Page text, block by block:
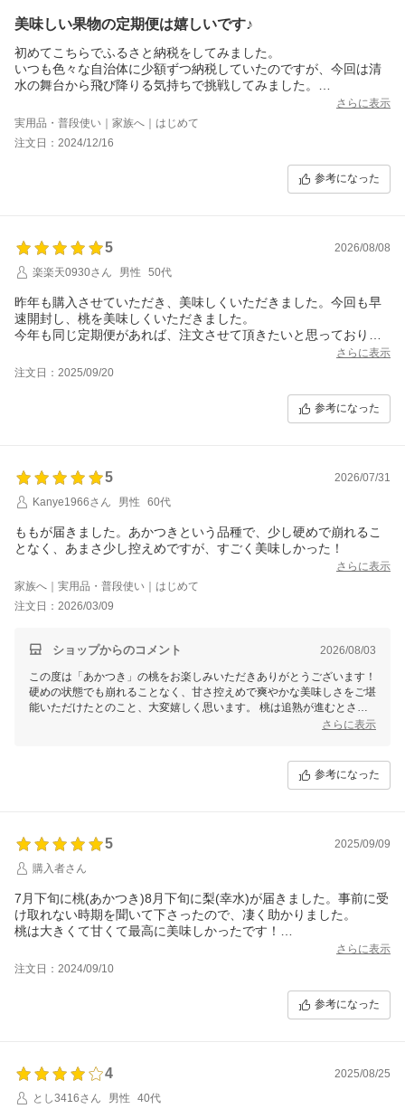
美味しい果物の定期便は嬉しいです♪
初めてこちらでふるさと納税をしてみました。
いつも色々な自治体に少額ずつ納税していたのですが、今回は清
水の舞台から飛び降りる気持ちで挑戦してみました。
桃が到着しました。箱を開けて一つずつ大事に入っている感じが
伝わってくる粒ぞろいの桃でした。
見た目も立派ながら、我慢できず、つい開封してすぐに一つ食べ
てみました。
いつもは皮は剥くのですが、今回は皮まで美味しそうで皮ごと食
す。
勇気を出してこちらに納税してみて良かったです。
さらに表示
実用品・普段使い｜家族へ｜はじめて
注文日：2024/12/16
参考になった
5
2026/08/08
楽楽天0930さん
男性 50代
昨年も購入させていただき、美味しくいただきました。今回も早
速開封し、桃を美味しくいただきました。
今年も同じ定期便があれば、注文させて頂きたいと思っておりま
さらに表示
注文日：2025/09/20
参考になった
5
2026/07/31
Kanye1966さん
男性 60代
ももが届きました。あかつきという品種で、少し硬めで崩れるこ
となく、あまさ少し控えめですが、すごく美味しかった！
さらに表示
家族へ｜実用品・普段使い｜はじめて
注文日：2026/03/09
ショップからのコメント 2026/08/03
この度は「あかつき」の桃をお楽しみいただきありがとうございます！
硬めの状態でも崩れることなく、甘さ控えめで爽やかな美味しさをご堪
能いただけたとのこと、大変嬉しく思います。 桃は追熟が進むとさら
に甘さや柔らかさが引き立つ場合がありますので、お好みに応じて風通
さらに表示
参考になった
5
2025/09/09
購入者さん
7月下旬に桃(あかつき)8月下旬に梨(幸水)が届きました。事前に受
け取れない時期を聞いて下さったので、凄く助かりました。
桃は大きくて甘くて最高に美味しかったです！
梨もみずみずしくて美味しかったですが、桃が美味しすぎたの
で、結構値上がりしてますが今年も申し込もうと思います。
さらに表示
注文日：2024/09/10
参考になった
4
2025/08/25
とし3416さん
男性 40代